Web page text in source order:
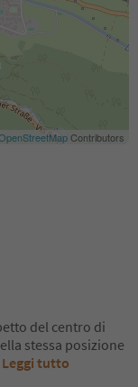
Contributors
del centro di
stessa posizione
Leggi tutto